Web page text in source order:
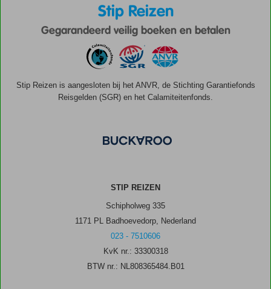
Stip Reizen
Gegarandeerd veilig boeken en betalen
Stip Reizen is aangesloten bij het ANVR, de Stichting Garantiefonds
Reisgelden (SGR) en het Calamiteitenfonds.
STIP REIZEN
Schipholweg 335
1171 PL Badhoevedorp, Nederland
023 - 7510606
KvK nr.: 33300318
BTW nr.: NL808365484.B01